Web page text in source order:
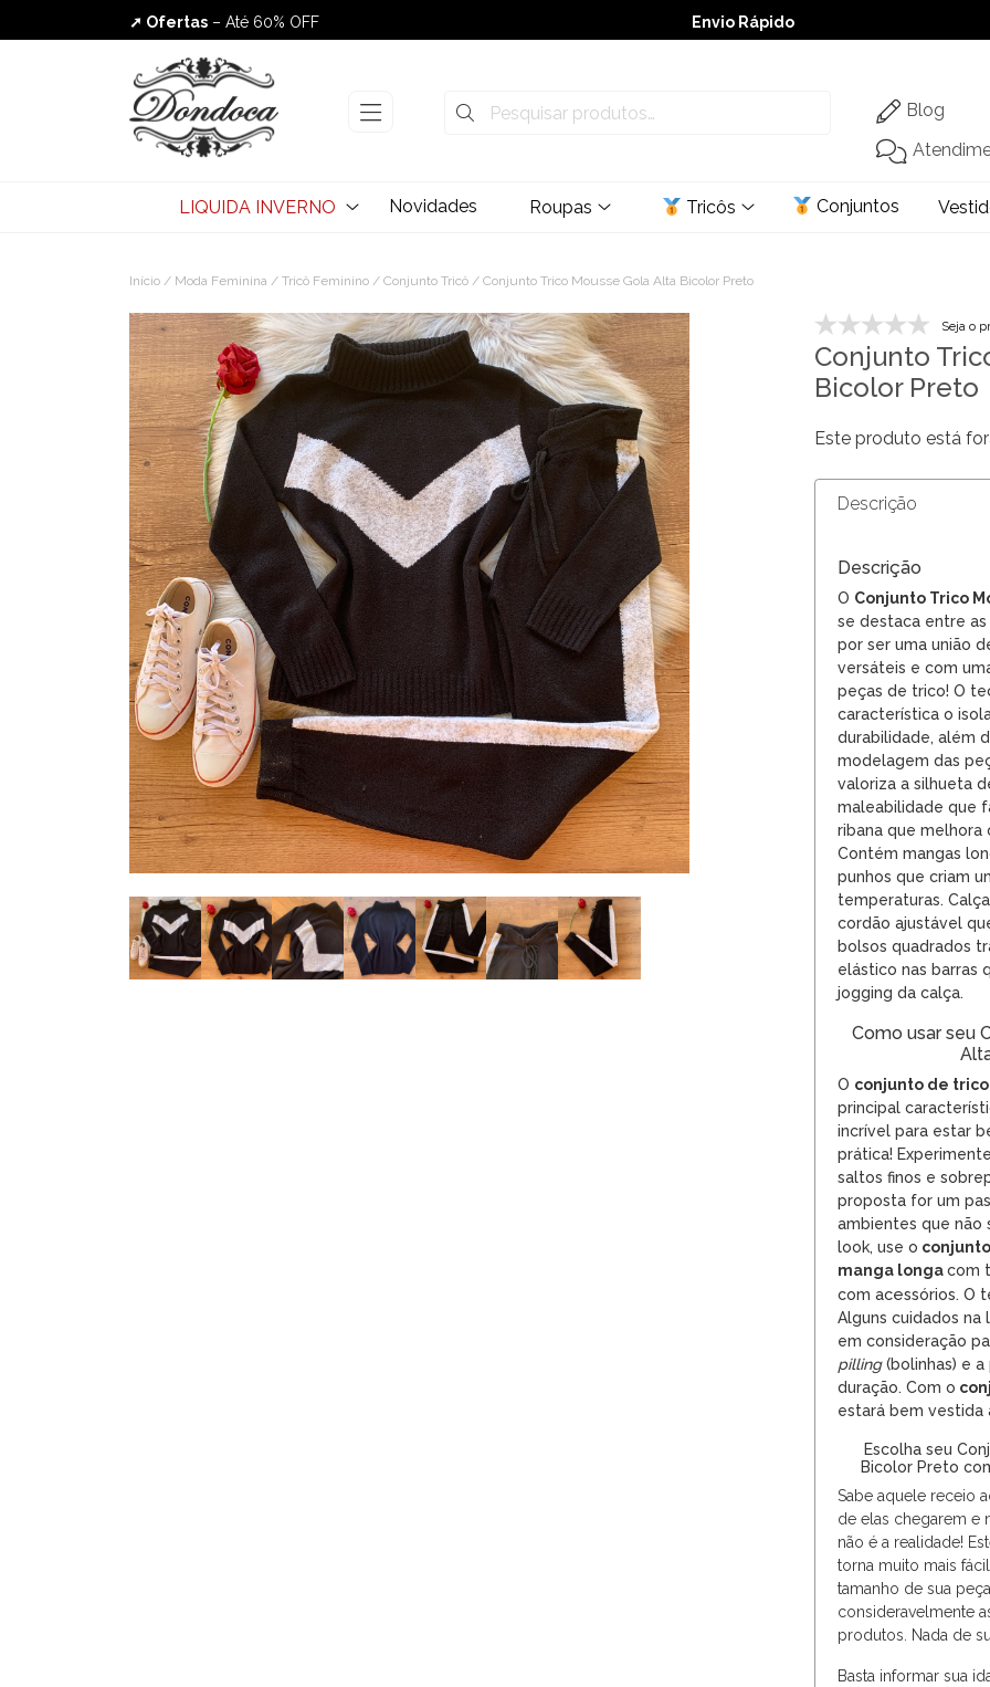
➚ Ofertas – Até 60% OFF
Envio Rápido
Envio Rápido
➚ Ofertas– Até 60% OFF
Blog
LIQUIDA INVERNO Novidades Roupas Tricôs Conjuntos
Início / Moda Feminina / Tricô Feminino / Conjunto Tricô / Conjunto Trico Mousse Gola Alta Bicolor Preto
Seja o
Conjunto
Bicolor Preto
Este produto está
Descrição
Descrição
O Conjunto Trico
se destaca entre
por ser uma união
versáteis e com
peças de trico! O
característica o
durabilidade, além
modelagem das
valoriza a silhueta
maleabilidade que
ribana que melhora
Contém mangas
punhos que criam
temperaturas.
cordão ajustável
bolsos quadrados
elástico nas barras
jogging da calça.
Como usar seu
O conjunto de
principal
incrível para estar
prática!
saltos finos e
proposta for um
ambientes que não
look, use o
manga longacom
com acessórios. O
Alguns cuidados
em consideração
pilling(bolinhas) e a
duração. Com o
estará bem vestida
Escolha seu
Bicolor Preto
Sabe aquele receio
de elas chegarem e
não é a realidade!
torna muito mais
tamanho de sua
consideravelmente
produtos. Nada de
Basta informar sua